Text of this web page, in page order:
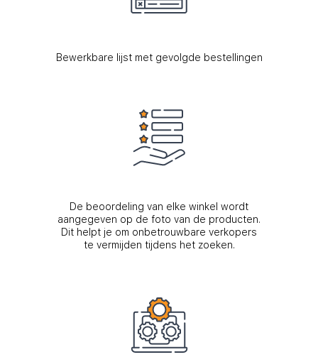
Bewerkbare lijst met gevolgde bestellingen
De beoordeling van elke winkel wordt
aangegeven op de foto van de producten.
Dit helpt je om onbetrouwbare verkopers
te vermijden tijdens het zoeken.